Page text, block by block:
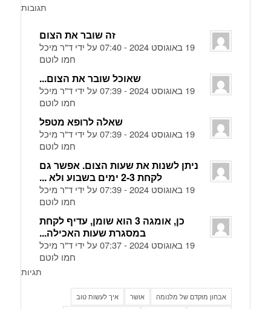
תגובות
זה שובר את הצום
19 באוגוסט 2024 - 07:40 על ידי ד"ר מיכל
חמו לוטם
שאוכל שובר את הצום...
19 באוגוסט 2024 - 07:39 על ידי ד"ר מיכל
חמו לוטם
שאלה לרופא מטפל
19 באוגוסט 2024 - 07:39 על ידי ד"ר מיכל
חמו לוטם
ניתן לשנות את שעות הצום. אפשר גם
לקחת 2-3 ימים בשבוע ולא ...
19 באוגוסט 2024 - 07:39 על ידי ד"ר מיכל
חמו לוטם
כן, אומגה 3 הוא שומן, עדיף לקחת
במסגרת שעות האכילה...
19 באוגוסט 2024 - 07:37 על ידי ד"ר מיכל
חמו לוטם
תגיות
אבחון מוקדם של מלנומה אושר
איך לעשות טוב